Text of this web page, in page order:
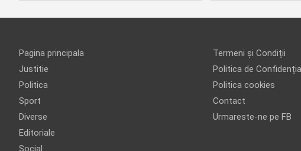
Pagina principala
Justitie
Politica
Sport
Diverse
Editoriale
Social
Termeni și Condiții
Politica de
Politica cookies
Contact
Urmareste-ne pe FB